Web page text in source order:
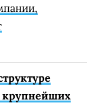
крупнейших